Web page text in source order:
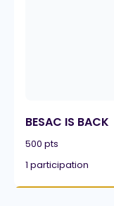
BESAC IS BACK
500 pts
1 participation